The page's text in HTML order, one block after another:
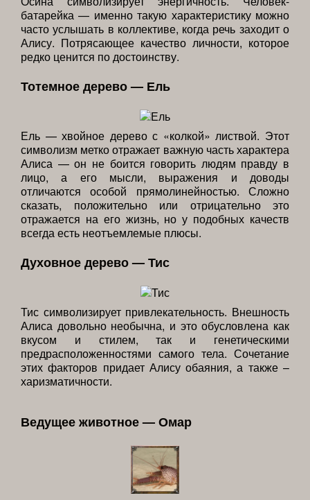
батарейка — именно такую характеристику можно
часто услышать в коллективе, когда речь заходит о
Алису. Потрясающее качество личности, которое
редко ценится по достоинству.
Тотемное дерево — Ель
Ель — хвойное дерево с «колкой» листвой. Этот
символизм метко отражает важную часть характера
Алиса — он не боится говорить людям правду в
лицо, а его мысли, выражения и доводы
отличаются особой прямолинейностью. Сложно
сказать, положительно или отрицательно это
отражается на его жизнь, но у подобных качеств
всегда есть неотъемлемые плюсы.
Духовное дерево — Тис
Тис символизирует привлекательность. Внешность
Алиса довольно необычна, и это обусловлена как
вкусом и стилем, так и генетическими
предрасположенностями самого тела. Сочетание
этих факторов придает Алису обаяния, а также –
харизматичности.
Ведущее животное — Омар